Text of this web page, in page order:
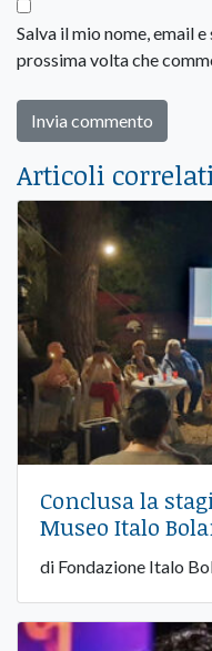
Salva il mio nome, email
prossima volta che
Articoli
Conclusa la
Museo Italo
di Fondazione Italo